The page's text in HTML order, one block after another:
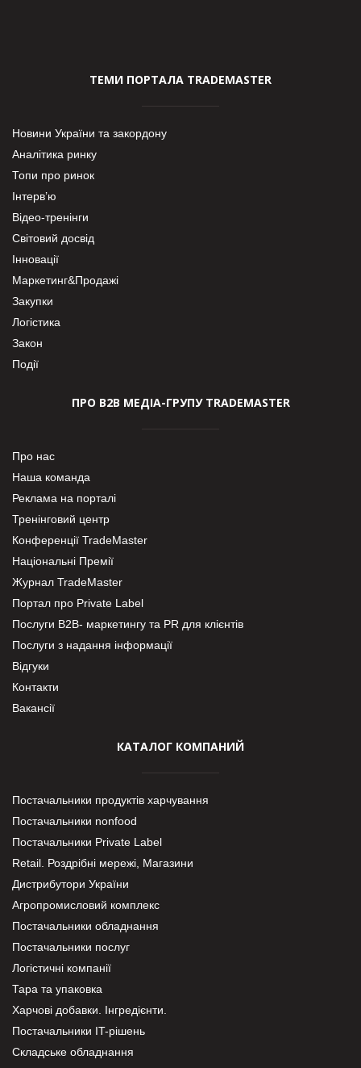
ТЕМИ ПОРТАЛА TRADEMASTER
Новини України та закордону
Аналітика ринку
Топи про ринок
Інтерв’ю
Відео-тренінги
Світовий досвід
Інновації
Маркетинг&Продажі
Закупки
Логістика
Закон
Події
ПРО В2В МЕДІА-ГРУПУ TRADEMASTER
Про нас
Наша команда
Реклама на порталі
Тренінговий центр
Конференції TradeMaster
Національні Премії
Журнал TradeMaster
Портал про Private Label
Послуги В2В- маркетингу та PR для клієнтів
Послуги з надання інформації
Відгуки
Контакти
Вакансії
КАТАЛОГ КОМПАНИЙ
Постачальники продуктів харчування
Постачальники nonfood
Постачальники Private Label
Retail. Роздрібні мережі, Магазини
Дистрибутори України
Агропромисловий комплекс
Постачальники обладнання
Постачальники послуг
Логістичні компанії
Тара та упаковка
Харчові добавки. Інгредієнти.
Постачальники IT-рішень
Складське обладнання